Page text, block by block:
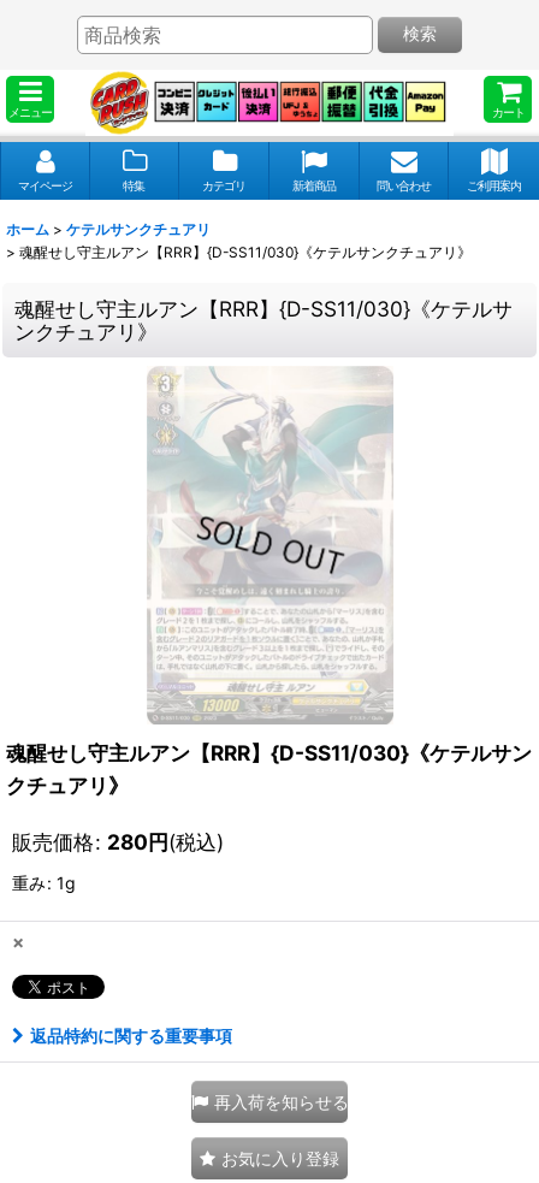
メニュー カート
検索
マイページ 特集 カテゴリ 新着商品 問い合わせ ご利用案内
ホーム > ケテルサンクチュアリ
> 魂醒せし守主ルアン【RRR】{D-SS11/030}《ケテルサンクチュアリ》
魂醒せし守主ルアン【RRR】{D-SS11/030}《ケテルサ
ンクチュアリ》
魂醒せし守主ルアン【RRR】{D-SS11/030}《ケテルサン
クチュアリ》
販売価格: 280円(税込)
重み: 1g
×
返品特約に関する重要事項
再入荷を知らせる
お気に入り登録